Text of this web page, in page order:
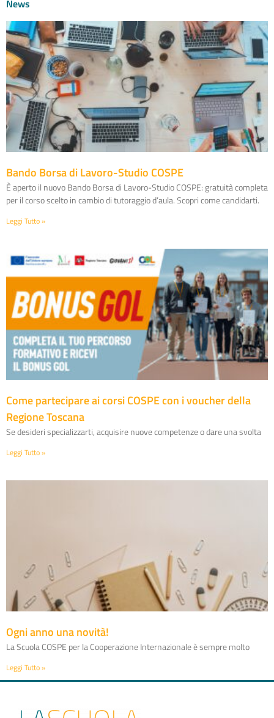
News
Bando Borsa di Lavoro-Studio COSPE
È aperto il nuovo Bando Borsa di Lavoro-Studio COSPE: gratuità completa
per il corso scelto in cambio di tutoraggio d’aula. Scopri come candidarti.
Leggi Tutto »
Come partecipare ai corsi COSPE con i voucher della
Regione Toscana
Se desideri specializzarti, acquisire nuove competenze o dare una svolta
Leggi Tutto »
Ogni anno una novità!
La Scuola COSPE per la Cooperazione Internazionale è sempre molto
Leggi Tutto »